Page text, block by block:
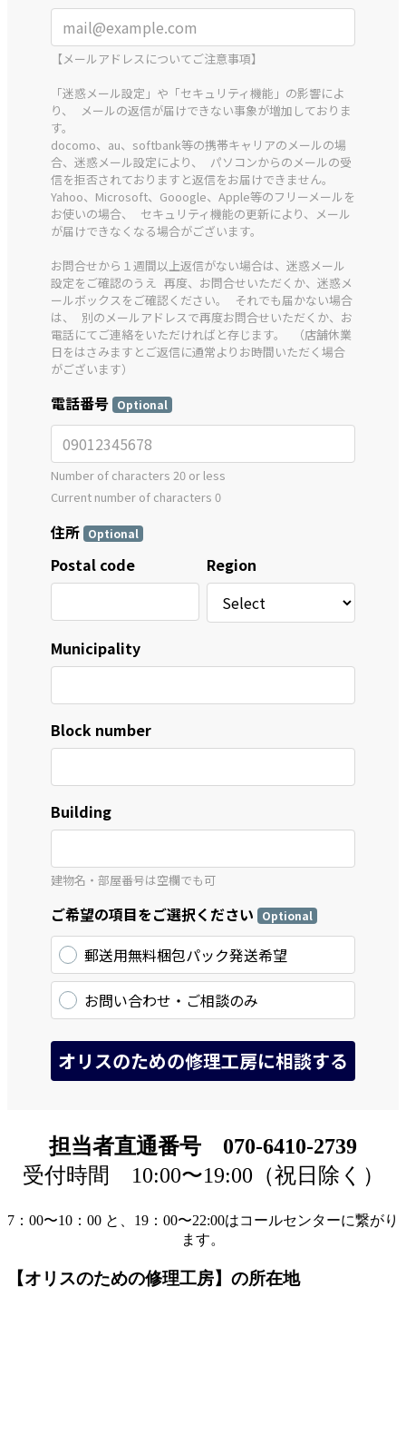
担当者直通番号 070-6410-2739
受付時間 10:00〜19:00（祝日除く）
7：00〜10：00 と、19：00〜22:00はコールセンターに繋がり
ます。
【オリスのための修理工房】の所在地